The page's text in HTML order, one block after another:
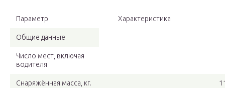
Параметр Характеристика
Общие данные
Число мест, включая
водителя
Снаряжённая масса, кг.